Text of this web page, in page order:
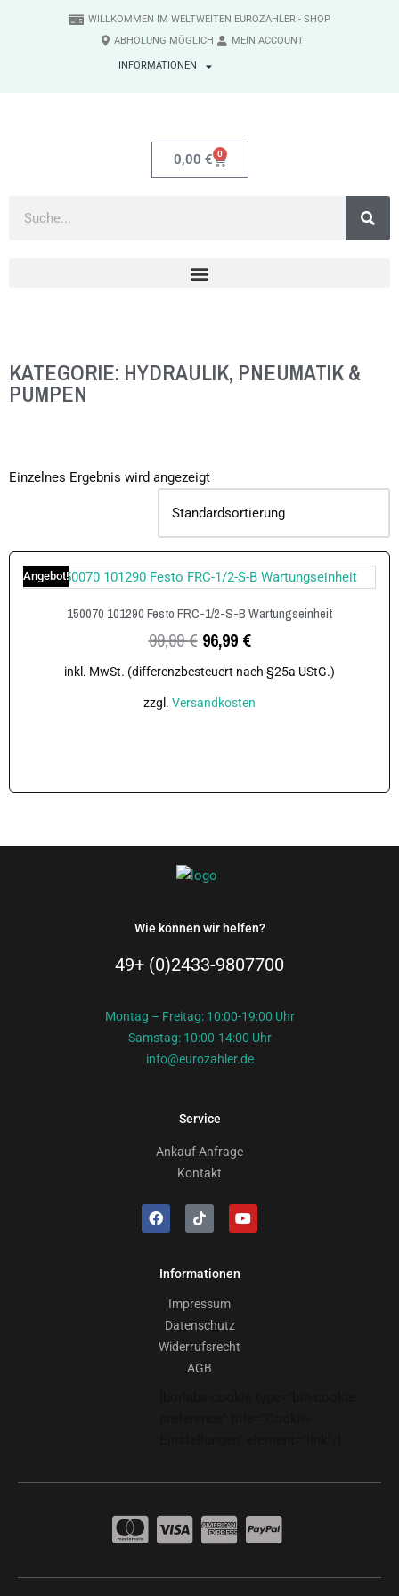
WILLKOMMEN IM WELTWEITEN EUROZAHLER - SHOP
ABHOLUNG MÖGLICH
MEIN ACCOUNT
INFORMATIONEN
0,00 € 0
KATEGORIE: HYDRAULIK, PNEUMATIK &
PUMPEN
Einzelnes Ergebnis wird angezeigt
Angebot!
150070 101290 Festo FRC-1/2-S-B Wartungseinheit
99,99€ 96,99 €
inkl. MwSt. (differenzbesteuert nach §25a UStG.)
zzgl. Versandkosten
Wie können wir helfen?
49+ (0)2433-9807700
Montag – Freitag: 10:00-19:00 Uhr
Samstag: 10:00-14:00 Uhr
info@eurozahler.de
Service
Ankauf Anfrage
Kontakt
Informationen
Impressum
Datenschutz
Widerrufsrecht
AGB